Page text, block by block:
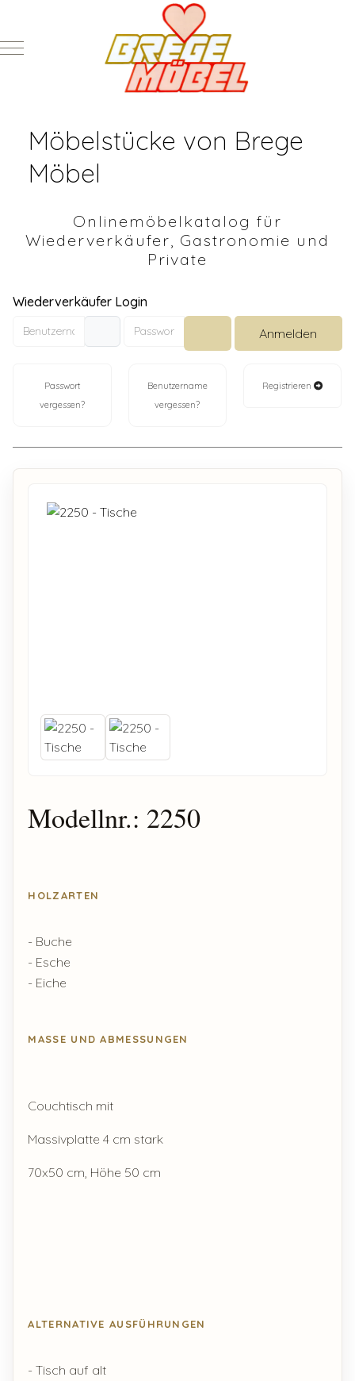
Mobile Menu Toggle
Möbelstücke von Brege
Möbel
Onlinemöbelkatalog für
Wiederverkäufer, Gastronomie und
Private
Wiederverkäufer Login
Benutzername
Passwort
Passwort anzeigen
Anmelden
Passwort
vergessen?
Benutzername
vergessen?
Registrieren
Modellnr.: 2250
HOLZARTEN
- Buche
- Esche
- Eiche
MASSE UND ABMESSUNGEN
Couchtisch mit
Massivplatte 4 cm stark
70x50 cm, Höhe 50 cm
ALTERNATIVE AUSFÜHRUNGEN
- Tisch auf alt